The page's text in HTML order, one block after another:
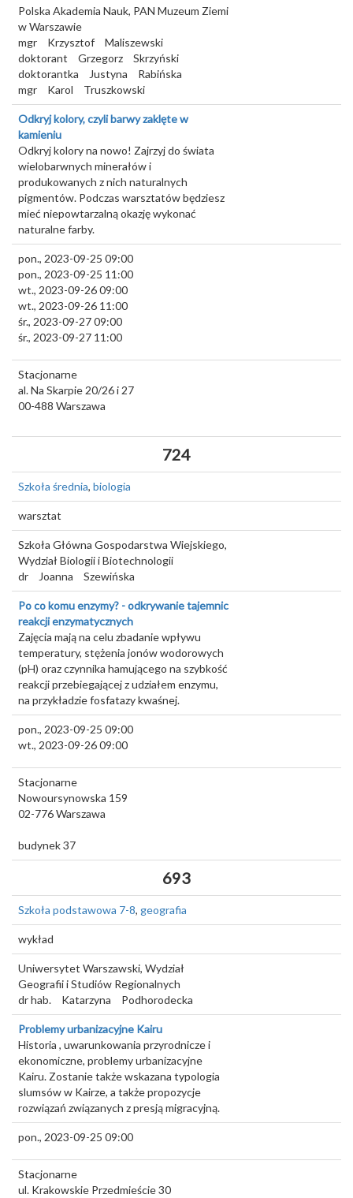
Polska Akademia Nauk, PAN Muzeum Ziemi
w Warszawie
mgr
Krzysztof
Maliszewski
doktorant
Grzegorz
Skrzyński
doktorantka
Justyna
Rabińska
mgr
Karol Truszkowski
Odkryj kolory, czyli barwy zaklęte w
kamieniu
Odkryj kolory na nowo! Zajrzyj do świata
wielobarwnych minerałów i
produkowanych z nich naturalnych
pigmentów. Podczas warsztatów będziesz
mieć niepowtarzalną okazję wykonać
naturalne farby.
pon., 2023-09-25 09:00
pon., 2023-09-25 11:00
wt., 2023-09-26 09:00
wt., 2023-09-26 11:00
śr., 2023-09-27 09:00
śr., 2023-09-27 11:00
Stacjonarne
al. Na Skarpie 20/26 i 27
00-488 Warszawa
724
Szkoła średnia, biologia
warsztat
Szkoła Główna Gospodarstwa Wiejskiego,
Wydział Biologii i Biotechnologii
dr
Joanna Szewińska
Po co komu enzymy? - odkrywanie tajemnic
reakcji enzymatycznych
Zajęcia mają na celu zbadanie wpływu
temperatury, stężenia jonów wodorowych
(pH) oraz czynnika hamującego na szybkość
reakcji przebiegającej z udziałem enzymu,
na przykładzie fosfatazy kwaśnej.
pon., 2023-09-25 09:00
wt., 2023-09-26 09:00
Stacjonarne
Nowoursynowska 159
02-776Warszawa
budynek 37
693
Szkoła podstawowa 7-8, geografia
wykład
Uniwersytet Warszawski, Wydział
Geografii i Studiów Regionalnych
dr hab.
Katarzyna Podhorodecka
Problemy urbanizacyjne Kairu
Historia , uwarunkowania przyrodnicze i
ekonomiczne, problemy urbanizacyjne
Kairu. Zostanie także wskazana typologia
slumsów w Kairze, a także propozycje
rozwiązań związanych z presją migracyjną.
pon., 2023-09-25 09:00
Stacjonarne
ul. Krakowskie Przedmieście 30